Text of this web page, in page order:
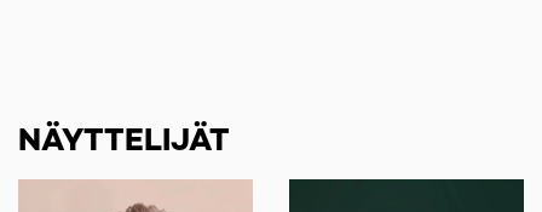
NÄYTTELIJÄT